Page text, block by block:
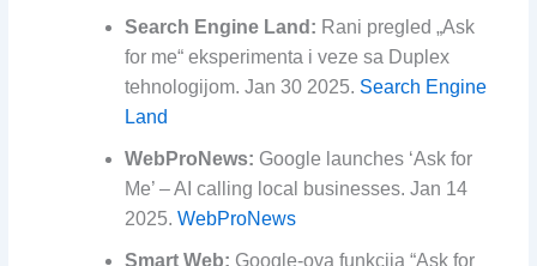
Search Engine Land: Rani pregled „Ask
for me“ eksperimenta i veze sa Duplex
tehnologijom. Jan 30 2025. Search Engine
Land
WebProNews: Google launches ‘Ask for
Me’ – AI calling local businesses. Jan 14
2025. WebProNews
Smart Web: Google-ova funkcija “Ask for